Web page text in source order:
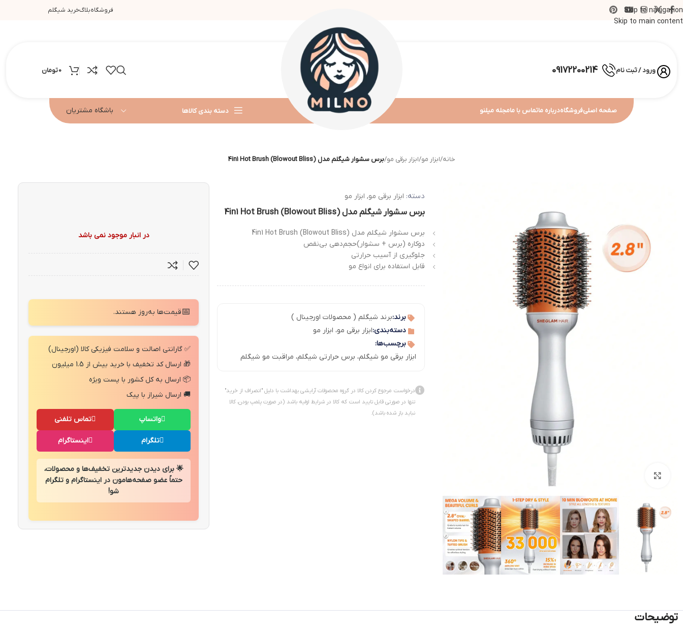
Skip to navigation
Skip to main content
فروشگاهبلاگخرید شیگلم
ورود / ثبت نام 09172200214
0تومان
صفحه اصلیفروشگاهدرباره ماتماس با مامجله میلنو دسته بندی کالاها باشگاه مشتریان
خانه/ابزار مو/ابزار برقی مو/برس سشوار شیگلم مدل (Blowout Bliss) 4in1 Hot Brush
دسته: ابزار برقی مو, ابزار مو
برس سشوار شیگلم مدل (Blowout Bliss) 4in1 Hot Brush
برس سشوار شیگلم مدل 4in1 Hot Brush (Blowout Bliss)
دوکاره (برس + سشوار)حجم‌دهی بی‌نقص
جلوگیری از آسیب حرارتی
قابل استفاده برای انواع مو
برند:برند شیگلم ( محصولات اورجینال )
دسته‌بندی:ابزار برقی مو، ابزار مو
برچسب‌ها:
ابزار برقی مو شیگلم، برس حرارتی شیگلم، مراقبت مو شیگلم
درخواست مرجوع کردن کالا در گروه محصولات آرایشی بهداشت با دلیل "انصراف از خرید"
تنها در صورتی قابل تایید است که کالا در شرایط اولیه باشد (در صورت پلمپ بودن، کالا
نباید باز شده باشد).
در انبار موجود نمی باشد
📅قیمت‌ها به‌روز هستند.
✅ گارانتی اصالت و سلامت فیزیکی کالا (اورجینال)
🎁 ارسال کد تخفیف با خرید بیش از 1.5 میلیون
📦 ارسال به کل کشور با پست ویژه
🚚 ارسال شیراز با پیک
تماس تلفنی واتساپ
اینستاگرام تلگرام
🌟 برای دیدن جدیدترین تخفیف‌ها و محصولات،
حتماً عضو صفحه‌هامون در اینستاگرام و تلگرام
شو!
توضیحات